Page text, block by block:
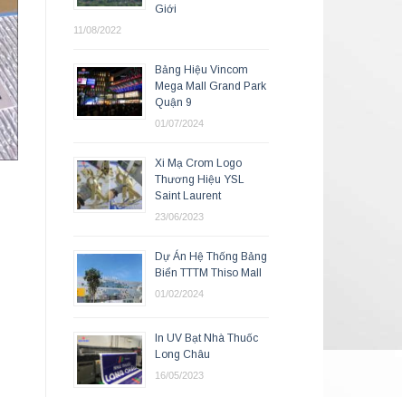
Giới
11/08/2022
Bảng Hiệu Vincom
Mega Mall Grand Park
Quận 9
01/07/2024
Xi Mạ Crom Logo
Thương Hiệu YSL
Saint Laurent
23/06/2023
Dự Án Hệ Thống Bảng
Biển TTTM Thiso Mall
01/02/2024
In UV Bạt Nhà Thuốc
Long Châu
16/05/2023